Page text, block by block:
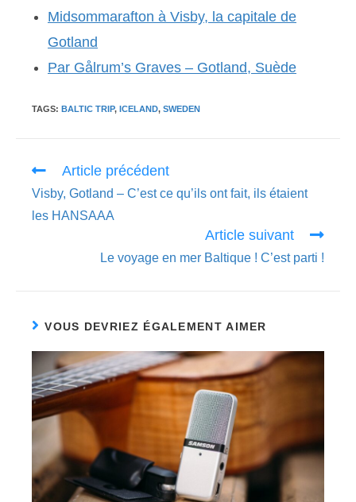
Midsommarafton à Visby, la capitale de
Gotland
Par Gålrum’s Graves – Gotland, Suède
TAGS: BALTIC TRIP, ICELAND, SWEDEN
Read
articles
Article précédent
Visby, Gotland – C’est ce qu’ils ont fait, ils étaient
les HANSAAA
Article suivant
Le voyage en mer Baltique ! C’est parti !
VOUS DEVRIEZ ÉGALEMENT AIMER